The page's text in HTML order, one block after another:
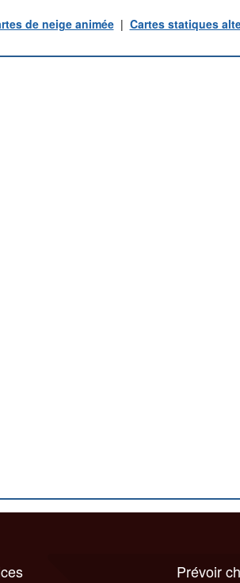
de neige animée| Cartes statiques
Prévoir